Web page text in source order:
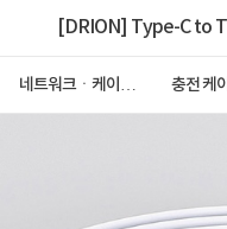
[DRION] Type-C to
네트워크ㆍ케이블
충전 케